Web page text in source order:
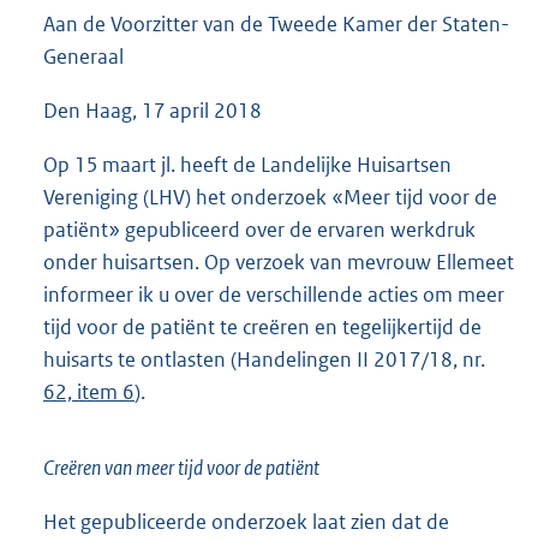
Aan de Voorzitter van de Tweede Kamer der Staten-
Generaal
Den Haag, 17 april 2018
Op 15 maart jl. heeft de Landelijke Huisartsen
Vereniging (LHV) het onderzoek «Meer tijd voor de
patiënt» gepubliceerd over de ervaren werkdruk
onder huisartsen. Op verzoek van mevrouw Ellemeet
informeer ik u over de verschillende acties om meer
tijd voor de patiënt te creëren en tegelijkertijd de
huisarts te ontlasten (Handelingen II 2017/18, nr.
62, item 6).
Creëren van meer tijd voor de patiënt
Het gepubliceerde onderzoek laat zien dat de